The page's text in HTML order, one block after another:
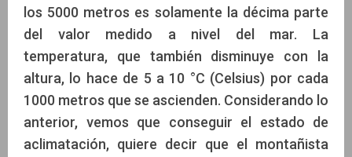
los 5000 metros es solamente la décima parte
del valor medido a nivel del mar. La
temperatura, que también disminuye con la
altura, lo hace de 5 a 10 °C (Celsius) por cada
1000 metros que se ascienden. Considerando lo
anterior, vemos que conseguir el estado de
aclimatación, quiere decir que el montañista